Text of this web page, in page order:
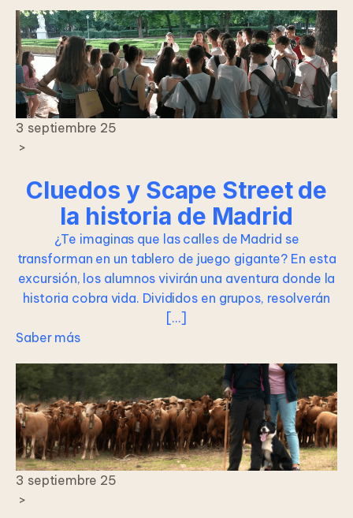
3 septiembre 25
>
Cluedos y Scape Street de
la historia de Madrid
¿Te imaginas que las calles de Madrid se
transforman en un tablero de juego gigante? En esta
excursión, los alumnos vivirán una aventura donde la
historia cobra vida. Divididos en grupos, resolverán
[…]
Saber más
3 septiembre 25
>